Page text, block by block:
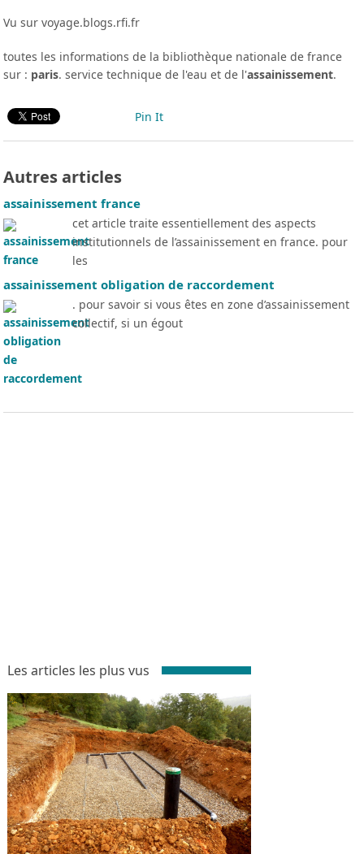
Vu sur voyage.blogs.rfi.fr
toutes les informations de la bibliothèque nationale de france
sur : paris. service technique de l'eau et de l'assainissement.
Pin It
Autres articles
assainissement france
cet article traite essentiellement des aspects
institutionnels de l’assainissement en france. pour
les
assainissement obligation de raccordement
. pour savoir si vous êtes en zone d’assainissement
collectif, si un égout
Les articles les plus vus